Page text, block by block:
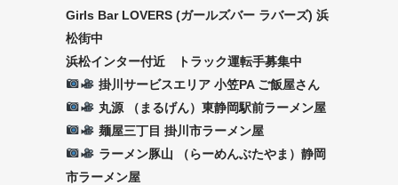
Girls Bar LOVERS (ガールズバー ラバーズ) 浜
松街中
浜松インター付近 トラック運転手募集中
掛川サービスエリア 小笠PA ご飯屋さん
丸源 （まるげん）東静岡駅前ラーメン屋
麺屋三丁目 掛川市ラーメン屋
ラーメン豚山 （らーめんぶたやま）静岡
市ラーメン屋